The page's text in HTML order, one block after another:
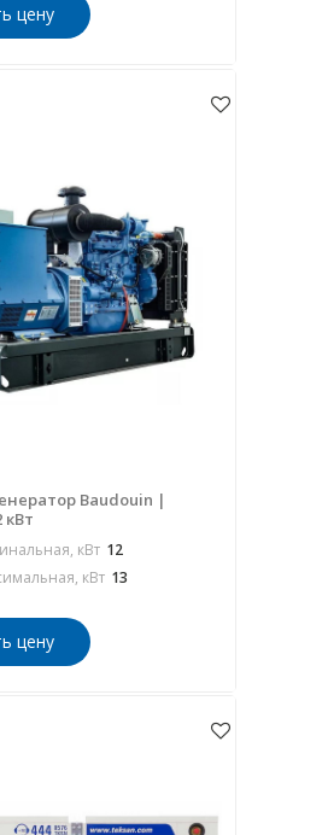
цену
Baudouin |
кВт
кВт 12
кВт 13
цену